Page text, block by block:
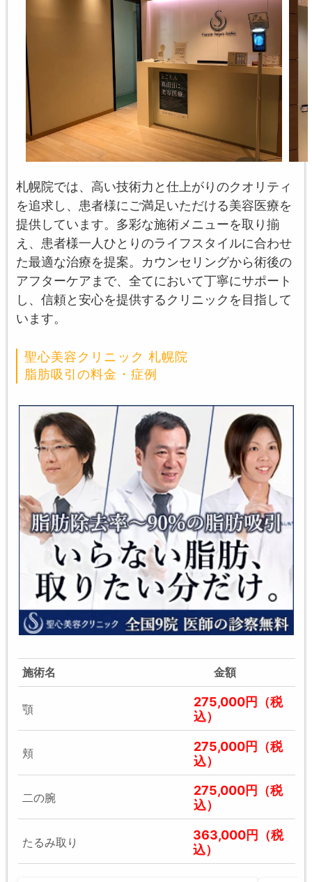
札幌院では、高い技術力と仕上がりのクオリティ
を追求し、患者様にご満足いただける美容医療を
提供しています。多彩な施術メニューを取り揃
え、患者様一人ひとりのライフスタイルに合わせ
た最適な治療を提案。カウンセリングから術後の
アフターケアまで、全てにおいて丁寧にサポート
し、信頼と安心を提供するクリニックを目指して
います。
聖心美容クリニック 札幌院
脂肪吸引の料金・症例
施術名 金額
顎
275,000円（税
込）
頬
275,000円（税
込）
二の腕
275,000円（税
込）
たるみ取り
363,000円（税
込）